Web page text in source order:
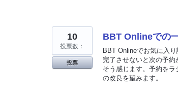
BBT Onlineでの
BBT Onlineでお気に入
完了させないと次の予
そう感じます。予約を
の改良を望みます。
10
投票数：
投票